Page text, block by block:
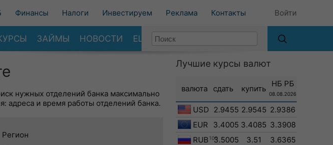
Финансы Налоги Инвестируем Реклама Контакты Войти
ЗАЙМЫ НОВОСТИ ЕЩЕ
нужных отделений банка максимально
адреса и время работы отделений банка.
Регион
Лучшие курсы валют
валюта сдать купить
НБ РБ
08.08.2026
USD 2.9455 2.9545 2.9386
EUR
3.4005 3.4085 3.3908
RUB 1003.5005 3.51
3.6365